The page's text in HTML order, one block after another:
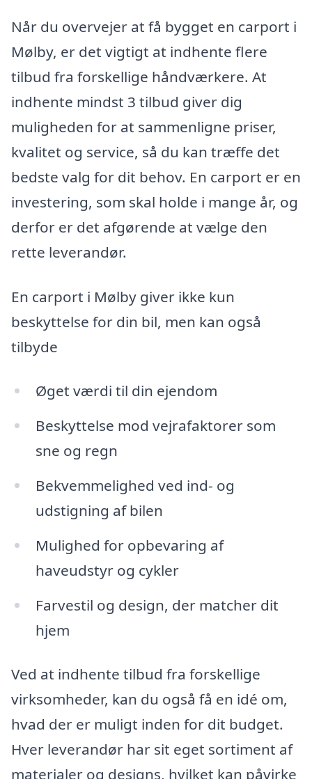
Når du overvejer at få bygget en carport i
Mølby, er det vigtigt at indhente flere
tilbud fra forskellige håndværkere. At
indhente mindst 3 tilbud giver dig
muligheden for at sammenligne priser,
kvalitet og service, så du kan træffe det
bedste valg for dit behov. En carport er en
investering, som skal holde i mange år, og
derfor er det afgørende at vælge den
rette leverandør.
En carport i Mølby giver ikke kun
beskyttelse for din bil, men kan også
tilbyde
Øget værdi til din ejendom
Beskyttelse mod vejrafaktorer som
sne og regn
Bekvemmelighed ved ind- og
udstigning af bilen
Mulighed for opbevaring af
haveudstyr og cykler
Farvestil og design, der matcher dit
hjem
Ved at indhente tilbud fra forskellige
virksomheder, kan du også få en idé om,
hvad der er muligt inden for dit budget.
Hver leverandør har sit eget sortiment af
materialer og designs, hvilket kan påvirke